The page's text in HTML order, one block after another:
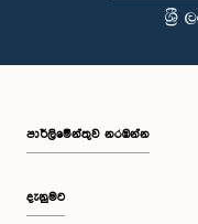
පාර්ලි‌මේන්තුව නරඹන්න
දැනුමට